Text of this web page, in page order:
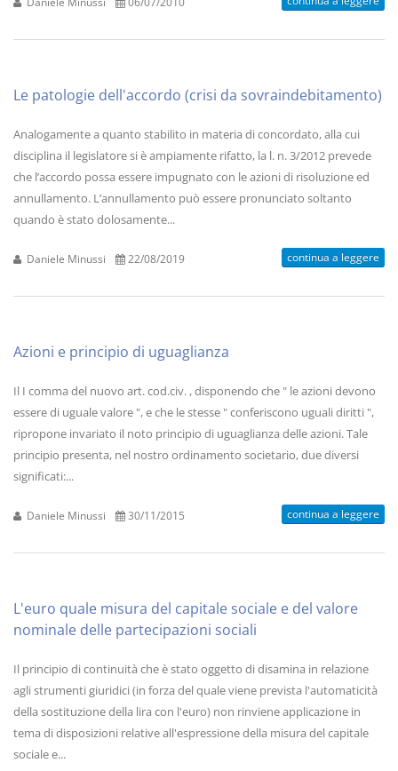
Le patologie dell'accordo (crisi da sovraindebitamento)
Analogamente a quanto stabilito in materia di concordato, alla cui
disciplina il legislatore si è ampiamente rifatto, la l. n. 3/2012 prevede
che l’accordo possa essere impugnato con le azioni di risoluzione ed
annullamento. L’annullamento può essere pronunciato soltanto
quando è stato dolosamente...
Daniele Minussi 22/08/2019 continua a leggere
Azioni e principio di uguaglianza
Il I comma del nuovo art. cod.civ. , disponendo che " le azioni devono
essere di uguale valore ", e che le stesse " conferiscono uguali diritti ",
ripropone invariato il noto principio di uguaglianza delle azioni. Tale
principio presenta, nel nostro ordinamento societario, due diversi
significati:...
Daniele Minussi 30/11/2015 continua a leggere
L'euro quale misura del capitale sociale e del valore
nominale delle partecipazioni sociali
Il principio di continuità che è stato oggetto di disamina in relazione
agli strumenti giuridici (in forza del quale viene prevista l'automaticità
della sostituzione della lira con l'euro) non rinviene applicazione in
tema di disposizioni relative all'espressione della misura del capitale
sociale e...